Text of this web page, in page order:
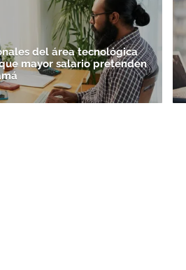
del área tecnológica
mayor salario pretenden